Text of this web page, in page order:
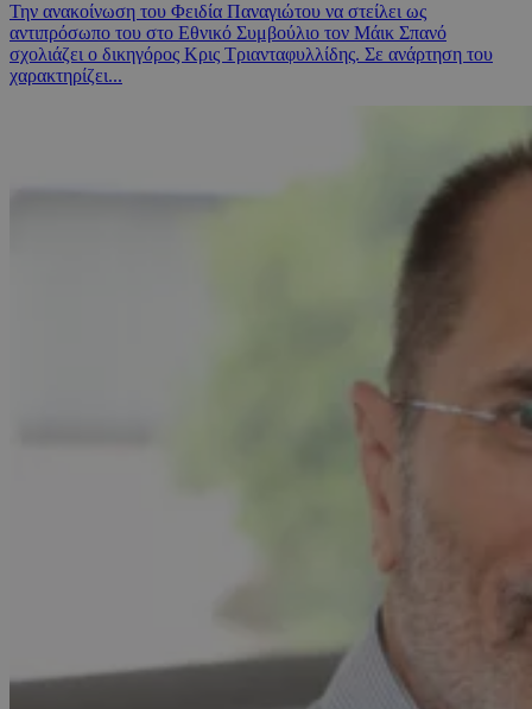
Την ανακοίνωση του Φειδία Παναγιώτου να στείλει ως
αντιπρόσωπο του στο Εθνικό Συμβούλιο τον Μάικ Σπανό
σχολιάζει ο δικηγόρος Κρις Τριανταφυλλίδης. Σε ανάρτηση του
χαρακτηρίζει...